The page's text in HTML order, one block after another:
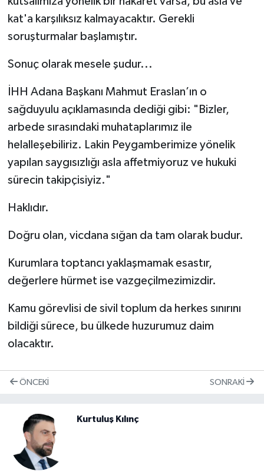
kat'a karşılıksız kalmayacaktır. Gerekli
soruşturmalar başlamıştır.
Sonuç olarak mesele şudur...
İHH Adana Başkanı Mahmut Eraslan’ın o
sağduyulu açıklamasında dediği gibi: "Bizler,
arbede sırasındaki muhataplarımız ile
helalleşebiliriz. Lakin Peygamberimize yönelik
yapılan saygısızlığı asla affetmiyoruz ve hukuki
sürecin takipçisiyiz."
Haklıdır.
Doğru olan, vicdana sığan da tam olarak budur.
Kurumlara toptancı yaklaşmamak esastır,
değerlere hürmet ise vazgeçilmezimizdir.
Kamu görevlisi de sivil toplum da herkes sınırını
bildiği sürece, bu ülkede huzurumuz daim
olacaktır.
ÖNCEKI SONRAKI
Kurtuluş Kılınç